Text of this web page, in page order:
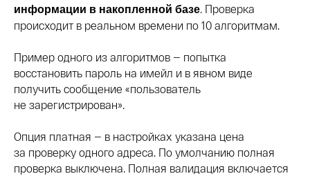
информации в накопленной базе. Проверка
происходит в реальном времени по 10 алгоритмам.
Пример одного из алгоритмов — попытка
восстановить пароль на имейл и в явном виде
получить сообщение «пользователь
не зарегистрирован».
Опция платная — в настройках указана цена
за проверку одного адреса. По умолчанию полная
проверка выключена. Полная валидация включается